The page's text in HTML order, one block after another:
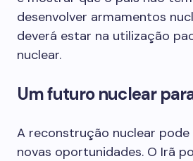
desenvolver armamentos
deverá estar na utilização
nuclear.
Um futuro nuclear
A reconstrução nuclear
novas oportunidades. O Irã